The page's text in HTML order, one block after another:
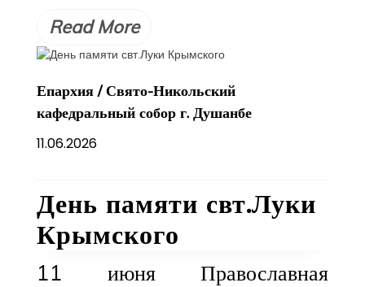
Read More
Епархия/Свято-Никольский
кафедральный собор г. Душанбе
11.06.2026
День памяти свт.Луки
Крымского
11 июня Православная